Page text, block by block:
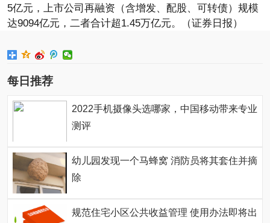
5亿元，上市公司再融资（含增发、配股、可转债）规模
达9094亿元，二者合计超1.45万亿元。（证券日报）
每日推荐
2022手机摄像头选哪家，中国移动带来专业
测评
幼儿园发现一个马蜂窝 消防员将其套住并摘
除
规范住宅小区公共收益管理 使用办法即将出